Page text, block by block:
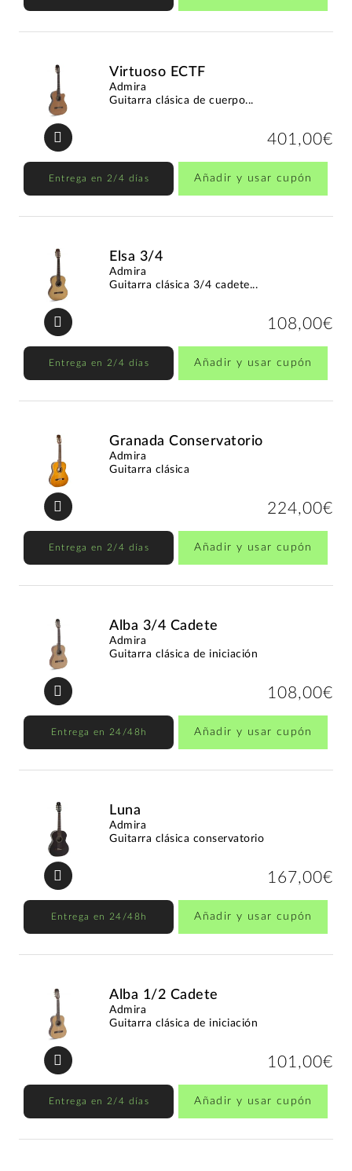
Virtuoso ECTF
Admira
Guitarra clásica de cuerpo...
401,00€
Entrega en 2/4 días Añadir y usar cupón
Elsa 3/4
Admira
Guitarra clásica 3/4 cadete...
108,00€
Entrega en 2/4 días Añadir y usar cupón
Granada Conservatorio
Admira
Guitarra clásica
224,00€
Entrega en 2/4 días Añadir y usar cupón
Alba 3/4 Cadete
Admira
Guitarra clásica de iniciación
108,00€
Entrega en 24/48h Añadir y usar cupón
Luna
Admira
Guitarra clásica conservatorio
167,00€
Entrega en 24/48h Añadir y usar cupón
Alba 1/2 Cadete
Admira
Guitarra clásica de iniciación
101,00€
Entrega en 2/4 días Añadir y usar cupón